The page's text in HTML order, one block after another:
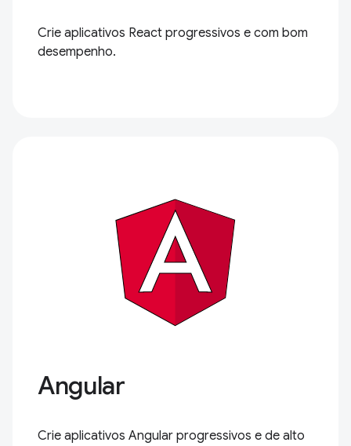
Crie aplicativos React progressivos e com bom
desempenho.
Angular
Crie aplicativos Angular progressivos e de alto